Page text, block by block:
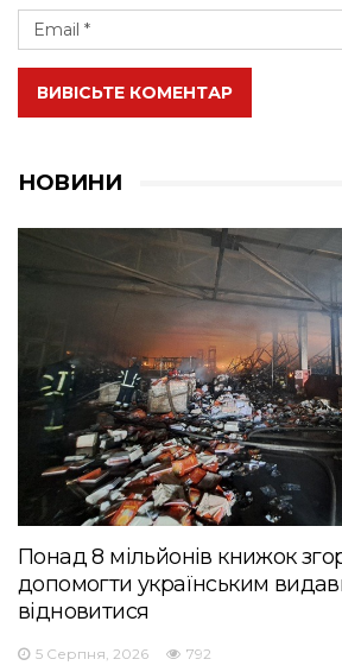
ВИВІСЬТЕ КОМЕНТАР
НОВИНИ
Понад 8 мільйонів книжок
допомогти українським
відновитися
5 Серпня, 2026 792